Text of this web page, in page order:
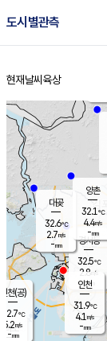
도시별관측
홈
현재날씨 육상
의도
경서동
32.5℃
2.8 m/s
-mm
대곶
32.6℃
2.7m/s
-mm
양촌
32.1℃
4.4m/s
-mm
인천(공)
32.7℃
5.2m/s
-mm
인천
31.9℃
4.1 m/s
-mm